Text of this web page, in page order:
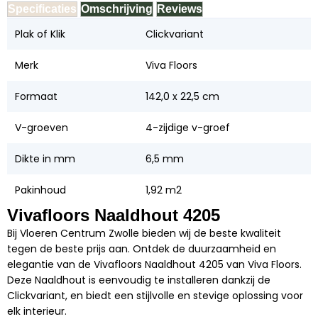
Specificaties Omschrijving Reviews
Plak of Klik Clickvariant
Merk Viva Floors
Formaat 142,0 x 22,5 cm
V-groeven 4-zijdige v-groef
Dikte in mm 6,5 mm
Pakinhoud 1,92 m2
Vivafloors Naaldhout 4205
Bij Vloeren Centrum Zwolle bieden wij de beste kwaliteit
tegen de beste prijs aan. Ontdek de duurzaamheid en
elegantie van de Vivafloors Naaldhout 4205 van Viva Floors.
Deze Naaldhout is eenvoudig te installeren dankzij de
Clickvariant, en biedt een stijlvolle en stevige oplossing voor
elk interieur.